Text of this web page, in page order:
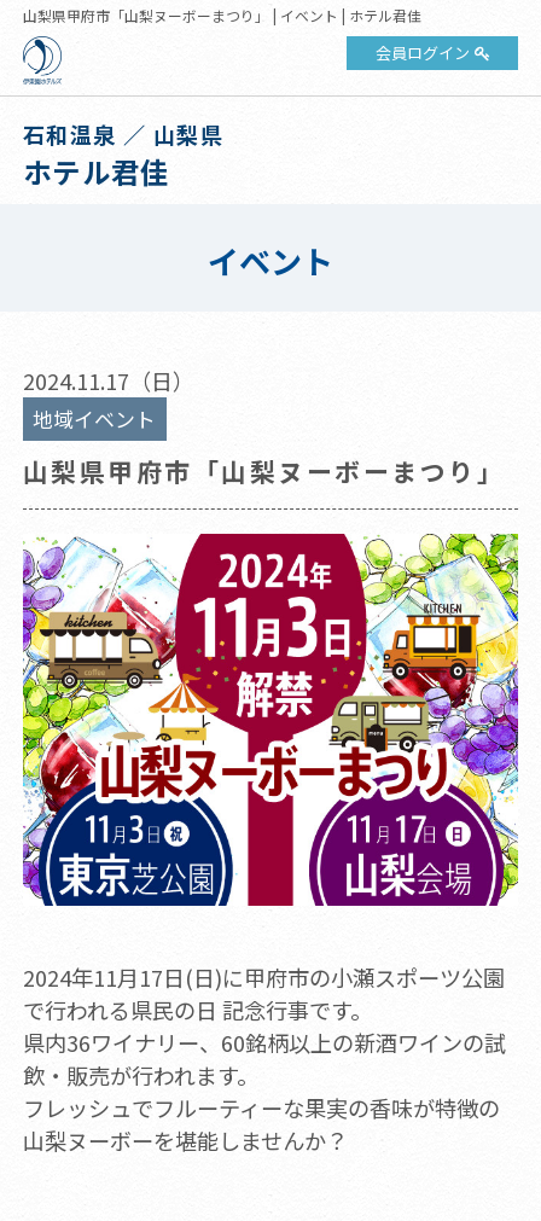
山梨県甲府市「山梨ヌーボーまつり」 | イベント | ホテル君佳
会員ログイン
石和温泉 ／ 山梨県
ホテル君佳
イベント
2024.11.17（日）
地域イベント
山梨県甲府市「山梨ヌーボーまつり」
2024年11月17日(日)に甲府市の小瀬スポーツ公園
で行われる県民の日 記念行事です。
県内36ワイナリー、60銘柄以上の新酒ワインの試
飲・販売が行われます。
フレッシュでフルーティーな果実の香味が特徴の
山梨ヌーボーを堪能しませんか？